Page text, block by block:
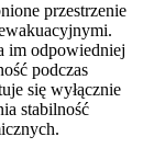
przestrzenie
im odpowiedniej
podczas
się wyłącznie
stabilność